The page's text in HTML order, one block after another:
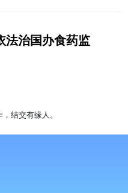
法治国办食药监
结交有缘人。